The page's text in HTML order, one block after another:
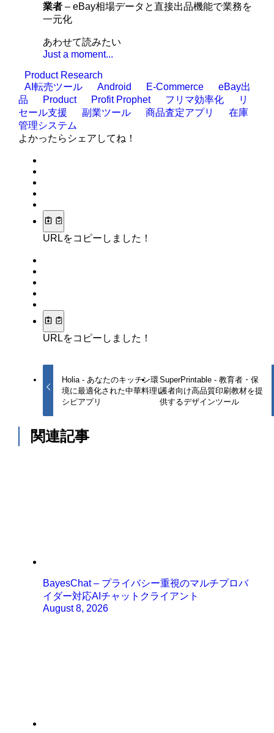
業者 – eBay相場データと直接出品機能で業務を
一元化
あわせて読みたい
Just a moment...
Product Research
AI転売ツール
Android E-Commerce
eBay出
品
Product Profit Prophet フリマ効率化
リ
セール支援
副業ツール 商品査定アプリ
在庫
管理システム
よかったらシェアしてね！
URLをコピーしました！
URLをコピーしました！
Holia - あなたのキッチン環
境に最適化された中華料理レ
シピアプリ
SuperPrintable - 教育者・保
護者向け高品質印刷教材を提
供するデザインツール
関連記事
BayesChat – プライバシー重視のマルチプロバ
イダー対応AIチャットクライアント
August 8, 2026